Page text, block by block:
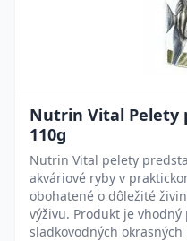
Nutrin Vital Pelety
110g
Nutrin Vital pelety
akváriové ryby v
obohatené o dôležité
výživu. Produkt je
sladkovodných okrasných